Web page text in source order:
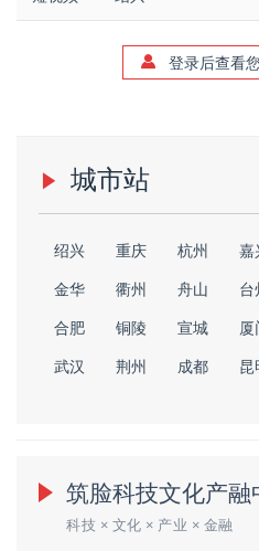
登录后查看
城市站
绍兴 重庆 杭州 嘉
金华
衢州 舟山 台
合肥
铜陵 宣城 厦
武汉
荆州 成都 昆
筑脸科技文化产融
科技 × 文化 × 产业 × 金融